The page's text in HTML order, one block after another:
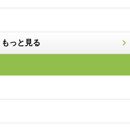
もっと見る